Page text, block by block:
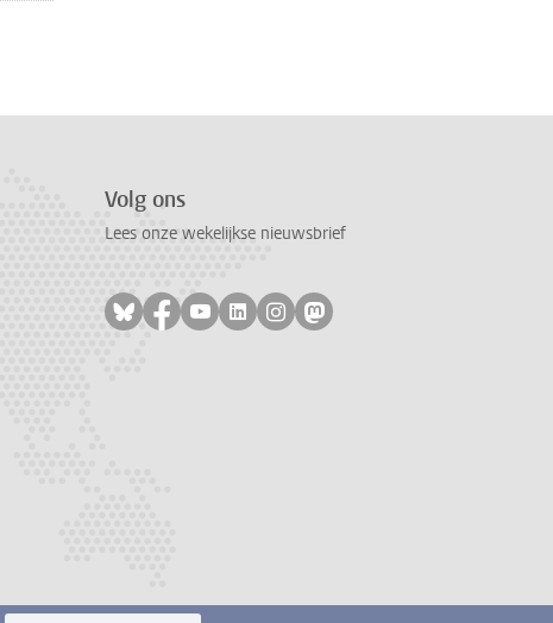
Volg ons
Lees onze wekelijkse nieuwsbrief
Volg ons op bluesky
Volg ons op facebook
Volg ons op youtube
Volg ons op linkedin
Volg ons op instagram
Volg ons op mastodon